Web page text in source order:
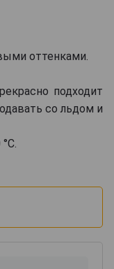
оттенками.
подходит
со льдом и